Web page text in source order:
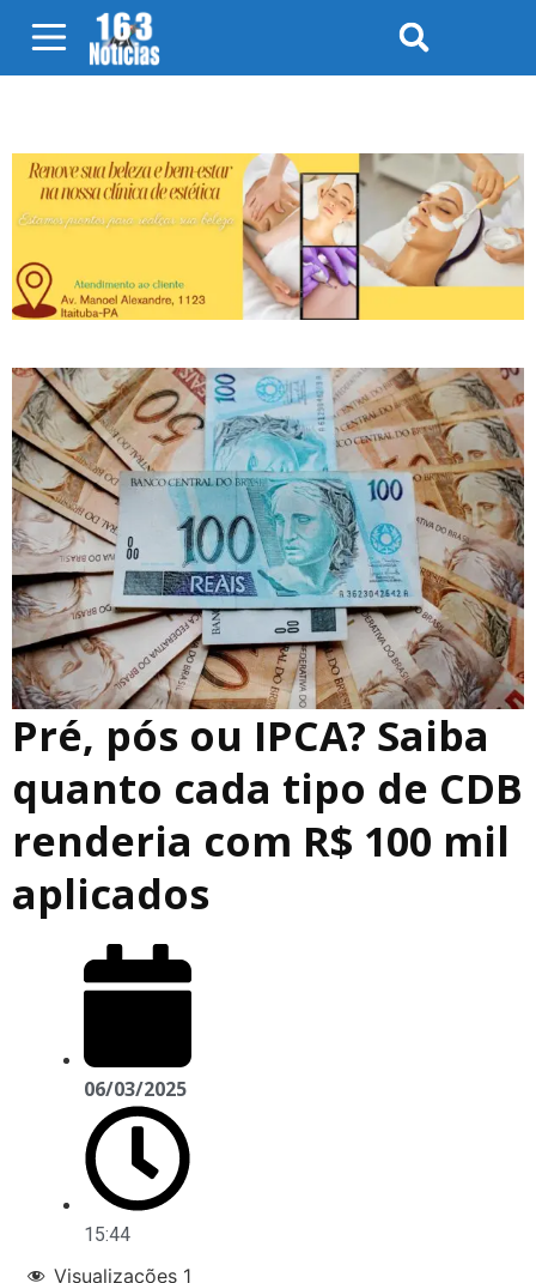
Pré, pós ou IPCA? Saiba
quanto cada tipo de CDB
renderia com R$ 100 mil
aplicados
06/03/2025
15:44
Visualizações 1